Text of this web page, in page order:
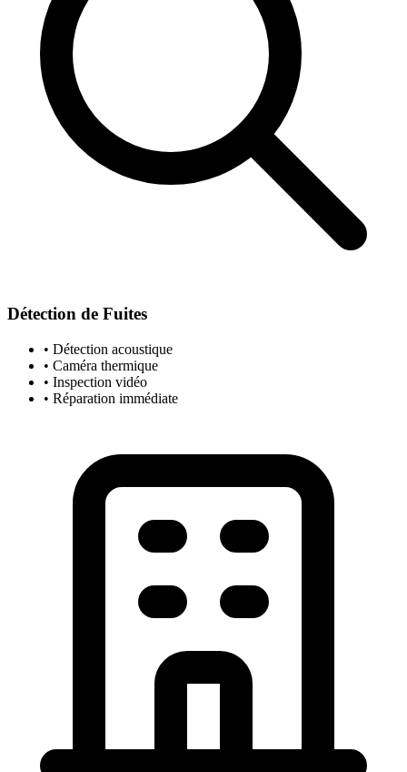
Détection de Fuites
• Détection acoustique
• Caméra thermique
• Inspection vidéo
• Réparation immédiate